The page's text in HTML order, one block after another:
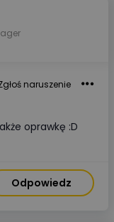
naruszenie
oprawkę :D
Odpowiedz